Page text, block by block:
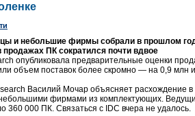
и небольшие фирмы собрали в прошлом
продажах ПК сократился почти вдвое
опубликовала предварительные оценки
объем поставок более скромно — на 0,9 млн
Василий Мочар объясняет расхождение
фирмами из комплектующих.
360 000 ПК. Связаться с IDC вчера не удалось.